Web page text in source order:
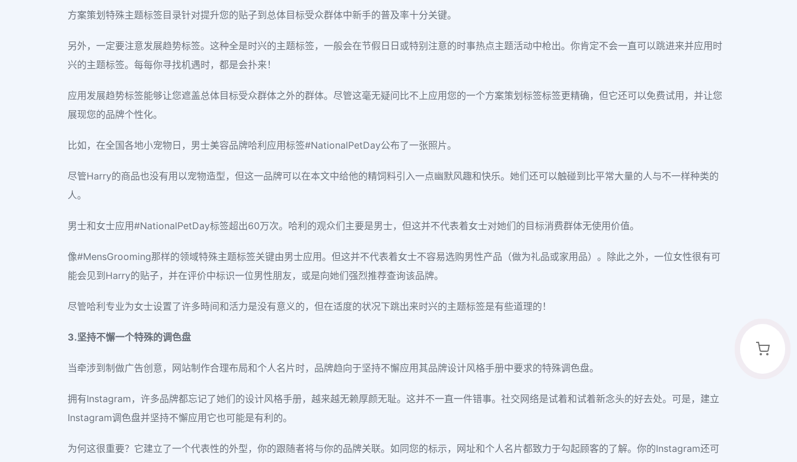
方案策划特殊主题标签目录针对提升您的贴子到总体目标受众群体中新手的普及率十分关键。
另外，一定要注意发展趋势标签。这种全是时兴的主题标签，一般会在节假日日或特别注意的时事热点主题活动中枪出。你肯定不会一直可以跳进来并应用时
兴的主题标签。每每你寻找机遇时，都是会扑来！
应用发展趋势标签能够让您遮盖总体目标受众群体之外的群体。尽管这毫无疑问比不上应用您的一个方案策划标签标签更精确，但它还可以免费试用，并让您
展现您的品牌个性化。
比如，在全国各地小宠物日，男士美容品牌哈利应用标签#NationalPetDay公布了一张照片。
尽管Harry的商品也没有用以宠物造型，但这一品牌可以在本文中给他的精饲料引入一点幽默风趣和快乐。她们还可以触碰到比平常大量的人与不一样种类的
人。
男士和女士应用#NationalPetDay标签超出60万次。哈利的观众们主要是男士，但这并不代表着女士对她们的目标消费群体无使用价值。
像#MensGrooming那样的领域特殊主题标签关键由男士应用。但这并不代表着女士不容易选购男性产品（做为礼品或家用品）。除此之外，一位女性很有可
能会见到Harry的贴子，并在评价中标识一位男性朋友，或是向她们强烈推荐查询该品牌。
尽管哈利专业为女士设置了许多時间和活力是没有意义的，但在适度的状况下跳出来时兴的主题标签是有些道理的！
3.坚持不懈一个特殊的调色盘
当牵涉到制做广告创意，网站制作合理布局和个人名片时，品牌趋向于坚持不懈应用其品牌设计风格手册中要求的特殊调色盘。
拥有Instagram，许多品牌都忘记了她们的设计风格手册，越来越无赖厚颜无耻。这并不一直一件错事。社交网络是试着和试着新念头的好去处。可是，建立
Instagram调色盘并坚持不懈应用它也可能是有利的。
为何这很重要？它建立了一个代表性的外型，你的跟随者将与你的品牌关联。如同您的标示，网址和个人名片都致力于勾起顾客的了解。你的Instagram还可